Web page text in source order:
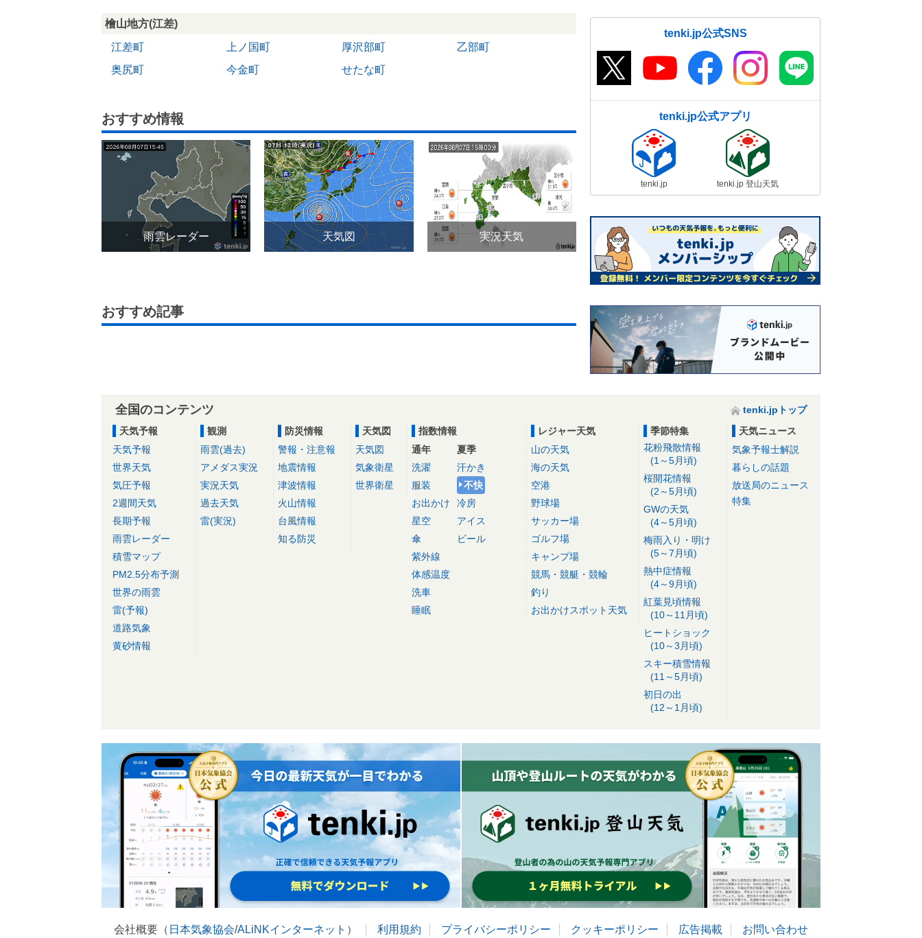
檜山地方(江差)
江差町
上ノ国町 厚沢部町
乙部町
奥尻町
今金町 せたな町
おすすめ情報
雨雲レーダー 天気図 実況天気
おすすめ記事
tenki.jp公式SNS
tenki.jp公式アプリ
tenki.jp tenki.jp 登山天気
全国のコンテンツ
tenki.jpトップ
天気予報
天気予報
世界天気
気圧予報
2週間天気
長期予報
雨雲レーダー
積雪マップ
PM2.5分布予測
世界の雨雲
雷(予報)
道路気象
黄砂情報
観測
雨雲(過去)
アメダス実況
実況天気
過去天気
雷(実況)
防災情報
警報・注意報
地震情報
津波情報
火山情報
台風情報
知る防災
天気図
天気図
気象衛星
世界衛星
指数情報
通年
洗濯
服装
お出かけ
星空
傘
紫外線
体感温度
洗車
睡眠
夏季
汗かき
不快
冷房
アイス
ビール
レジャー天気
山の天気
海の天気
空港
野球場
サッカー場
ゴルフ場
キャンプ場
競馬・競艇・競輪
釣り
お出かけスポット天気
季節特集
花粉飛散情報
(1～5月頃)
桜開花情報
(2～5月頃)
GWの天気
(4～5月頃)
梅雨入り・明け
(5～7月頃)
熱中症情報
(4～9月頃)
紅葉見頃情報
(10～11月頃)
ヒートショック
(10～3月頃)
スキー積雪情報
(11～5月頃)
初日の出
(12～1月頃)
天気ニュース
気象予報士解説
暮らしの話題
放送局のニュース
特集
会社概要（ 日本気象協会/ALiNKインターネット ） 利用規約 プライバシーポリシー クッキーポリシー 広告掲載 お問い合わせ